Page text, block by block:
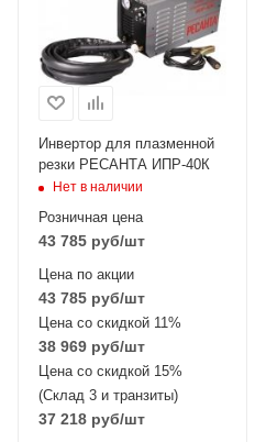
Инвертор для плазменной
резки РЕСАНТА ИПР-40К
Нет в наличии
Розничная цена
43 785 руб/шт
Цена по акции
43 785 руб/шт
Цена со скидкой 11%
38 969 руб/шт
Цена со скидкой 15%
(Склад 3 и транзиты)
37 218 руб/шт